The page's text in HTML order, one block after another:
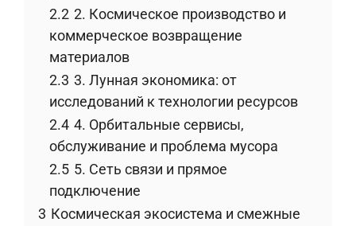
2.2 2. Космическое производство и
коммерческое возвращение
материалов
2.3 3. Лунная экономика: от
исследований к технологии ресурсов
2.4 4. Орбитальные сервисы,
обслуживание и проблема мусора
2.5 5. Сеть связи и прямое
подключение
3 Космическая экосистема и смежные